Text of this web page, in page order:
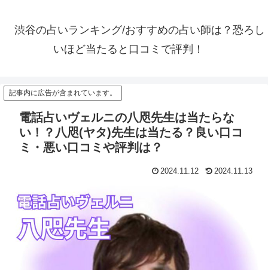
渋谷の占いランキング/おすすめの占い師は？恐ろし
いほど当たると口コミで評判！
記事内に広告が含まれています。
電話占いヴェルニの八咫先生は当たらな
い！？八咫(ヤタ)先生は当たる？良い口コ
ミ・悪い口コミや評判は？
2024.11.12 2024.11.13